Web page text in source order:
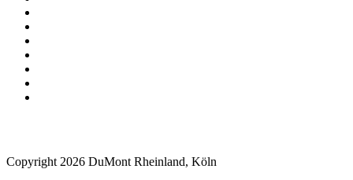
Copyright 2026 DuMont Rheinland, Köln